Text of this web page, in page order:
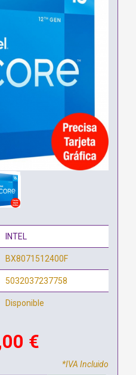
INTEL
BX8071512400F
5032037237758
Disponible
€
*IVA Incluido